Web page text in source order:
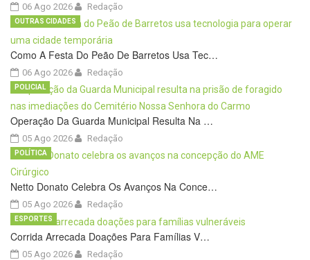
06 Ago 2026 Redação
Como A Festa Do Peão De Barretos Usa Tec…
06 Ago 2026
OUTRAS CIDADES
Redação
Operação Da Guarda Municipal Resulta Na …
05 Ago 2026
POLICIAL
Redação
Netto Donato Celebra Os Avanços Na Conce…
05 Ago 2026
POLÍTICA
Redação
Corrida Arrecada Doações Para Famílias V…
05 Ago 2026
ESPORTES
Redação